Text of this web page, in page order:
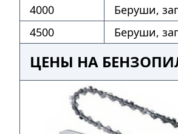
4000
Беруши,
4500
Беруши,
ЦЕНЫ НА